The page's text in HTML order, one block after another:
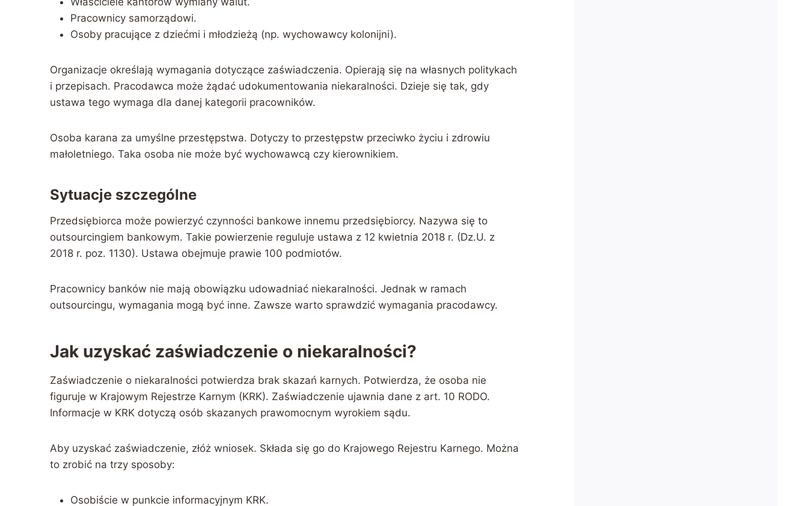
Pracownicy samorządowi.
Osoby pracujące z dziećmi i młodzieżą (np. wychowawcy kolonijni).
Organizacje określają wymagania dotyczące zaświadczenia. Opierają się na własnych politykach
i przepisach. Pracodawca może żądać udokumentowania niekaralności. Dzieje się tak, gdy
ustawa tego wymaga dla danej kategorii pracowników.
Osoba karana za umyślne przestępstwa. Dotyczy to przestępstw przeciwko życiu i zdrowiu
małoletniego. Taka osoba nie może być wychowawcą czy kierownikiem.
Sytuacje szczególne
Przedsiębiorca może powierzyć czynności bankowe innemu przedsiębiorcy. Nazywa się to
outsourcingiem bankowym. Takie powierzenie reguluje ustawa z 12 kwietnia 2018 r. (Dz.U. z
2018 r. poz. 1130). Ustawa obejmuje prawie 100 podmiotów.
Pracownicy banków nie mają obowiązku udowadniać niekaralności. Jednak w ramach
outsourcingu, wymagania mogą być inne. Zawsze warto sprawdzić wymagania pracodawcy.
Jak uzyskać zaświadczenie o niekaralności?
Zaświadczenie o niekaralności potwierdza brak skazań karnych. Potwierdza, że osoba nie
figuruje w Krajowym Rejestrze Karnym (KRK). Zaświadczenie ujawnia dane z art. 10 RODO.
Informacje w KRK dotyczą osób skazanych prawomocnym wyrokiem sądu.
Aby uzyskać zaświadczenie, złóż wniosek. Składa się go do Krajowego Rejestru Karnego. Można
to zrobić na trzy sposoby:
Osobiście w punkcie informacyjnym KRK.